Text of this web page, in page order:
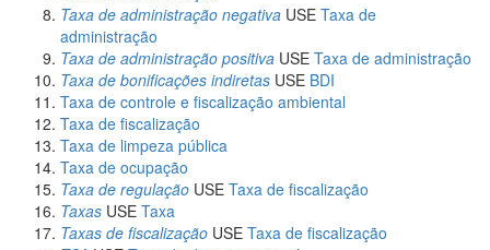
Taxa de administração negativa USE Taxa de
administração
Taxa de administração positiva USE Taxa de administração
Taxa de bonificações indiretas USE BDI
Taxa de controle e fiscalização ambiental
Taxa de fiscalização
Taxa de limpeza pública
Taxa de ocupação
Taxa de regulação USE Taxa de fiscalização
Taxas USE Taxa
Taxas de fiscalização USE Taxa de fiscalização